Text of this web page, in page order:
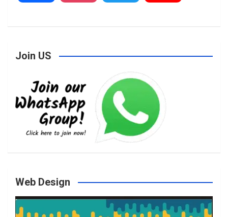
c
b
o
s
a
i
t
r
u
e
Join US
Web Design